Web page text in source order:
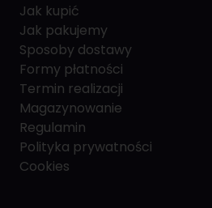
Jak kupić
Jak pakujemy
Sposoby dostawy
Formy płatności
Termin realizacji
Magazynowanie
Regulamin
Polityka prywatności
Cookies